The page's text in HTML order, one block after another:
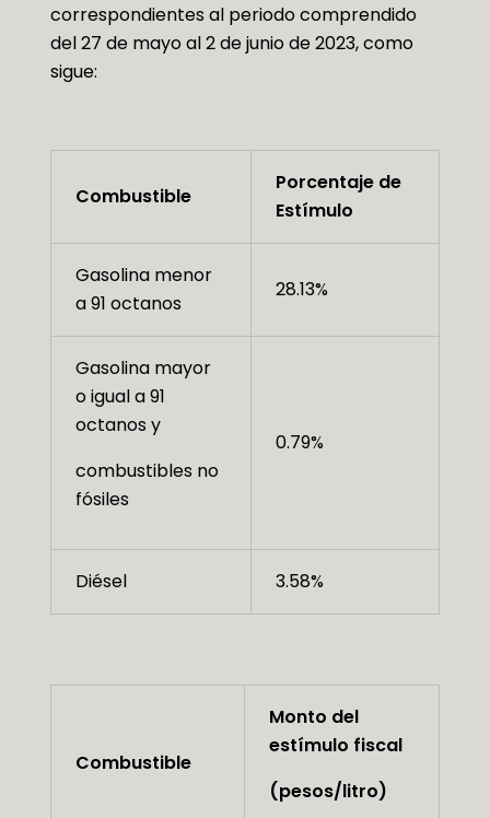
correspondientes al periodo comprendido
del 27 de mayo al 2 de junio de 2023, como
sigue:
Combustible
Porcentaje de
Estímulo
Gasolina menor
a 91 octanos
28.13%
Gasolina mayor
o igual a 91
octanos y
combustibles no
fósiles
0.79%
Diésel 3.58%
Combustible
Monto del
estímulo fiscal
(pesos/litro)